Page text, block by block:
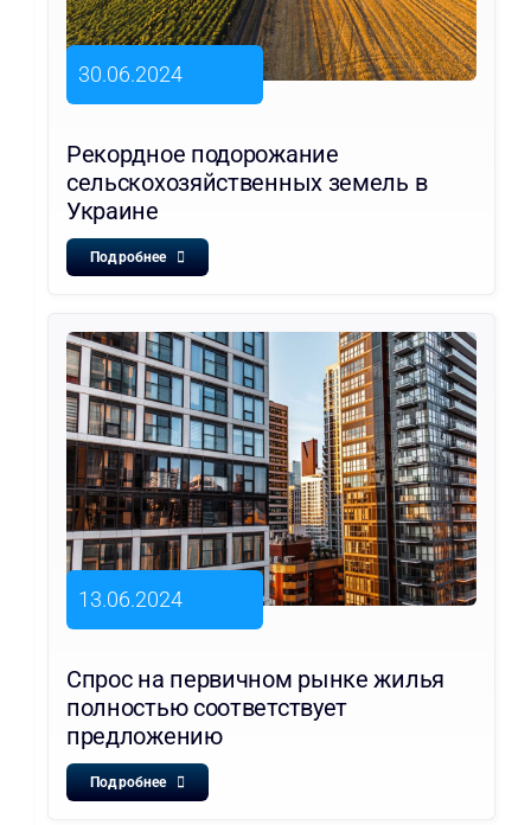
30.06.2024
Рекордное подорожание
сельскохозяйственных земель в
Украине
Подробнее
13.06.2024
Спрос на первичном рынке жилья
полностью соответствует
предложению
Подробнее